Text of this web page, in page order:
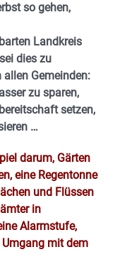
so gehen,
Landkreis
dies zu
allen Gemeinden:
zu sparen,
setzen,
…
darum, Gärten
eine Regentonne
und Flüssen
in
Alarmstufe,
mit dem